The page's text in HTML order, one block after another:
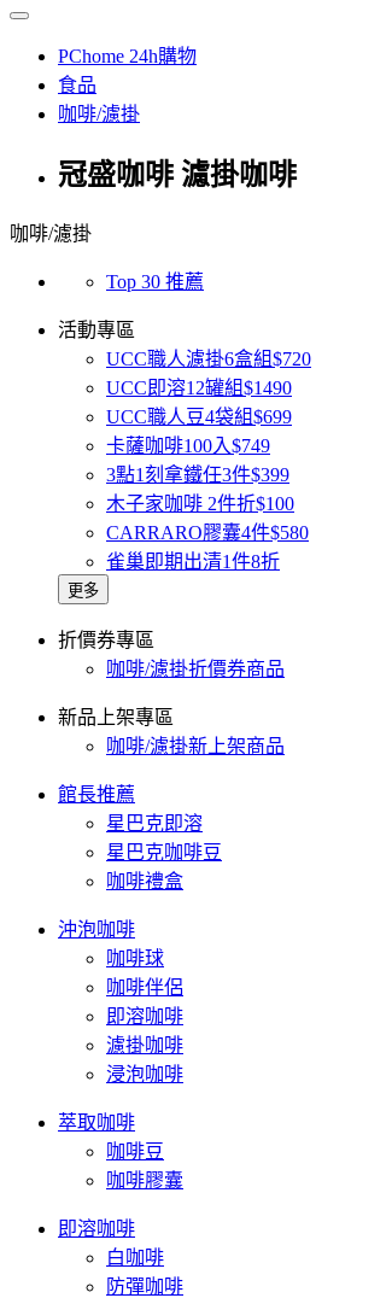
PChome 24h購物
食品
咖啡/濾掛
冠盛咖啡 濾掛咖啡
咖啡/濾掛
Top 30 推薦
活動專區
UCC職人濾掛6盒組$720
UCC即溶12罐組$1490
UCC職人豆4袋組$699
卡薩咖啡100入$749
3點1刻拿鐵任3件$399
木子家咖啡 2件折$100
CARRARO膠囊4件$580
雀巢即期出清1件8折
更多
折價券專區
咖啡/濾掛折價券商品
新品上架專區
咖啡/濾掛新上架商品
館長推薦
星巴克即溶
星巴克咖啡豆
咖啡禮盒
沖泡咖啡
咖啡球
咖啡伴侶
即溶咖啡
濾掛咖啡
浸泡咖啡
萃取咖啡
咖啡豆
咖啡膠囊
即溶咖啡
白咖啡
防彈咖啡